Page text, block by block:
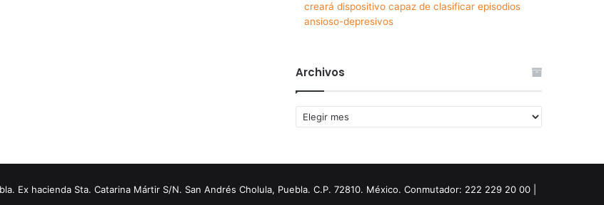
creará dispositivo capaz de clasificar episodios
ansioso-depresivos
Archivos
Archivos
Ex hacienda Sta. Catarina Mártir S/N. San Andrés Cholula, Puebla. C.P. 72810. México. Conmutador: 222 229 20 00 |